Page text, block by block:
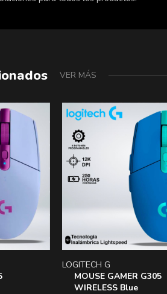
VER MÁS
MOUSE GAMER G305
WIRELESS Blue
LOGITECH G